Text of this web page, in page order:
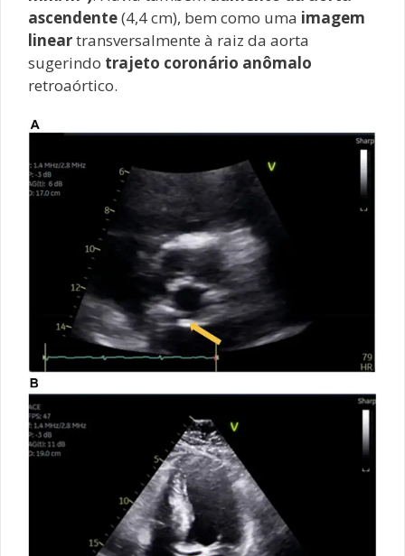
ascendente(4,4 cm), bem como uma imagem
lineartransversalmente à raiz da aorta
sugerindo trajeto coronário anômalo
retroaórtico.